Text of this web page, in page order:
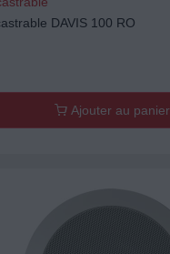
DAVIS 100 RO
Ajouter au panier